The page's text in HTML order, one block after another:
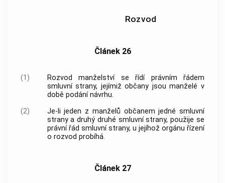
Rozvod
Článek 26
(1)
Rozvod manželství se řídí právním řádem
smluvní strany, jejímiž občany jsou manželé v
době podání návrhu.
(2)
Je-li jeden z manželů občanem jedné smluvní
strany a druhý druhé smluvní strany, použije se
právní řád smluvní strany, u jejíhož orgánu řízení
o rozvod probíhá.
Článek 27